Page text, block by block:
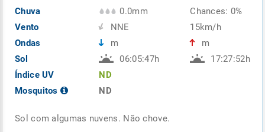
Chuva
Vento
Ondas
Sol
Índice UV
Mosquitos
0.0mm
NNE
m
06:05:47h
ND
ND
Chances: 0%
15km/h
m
17:27:52h
Sol com algumas nuvens. Não chove.